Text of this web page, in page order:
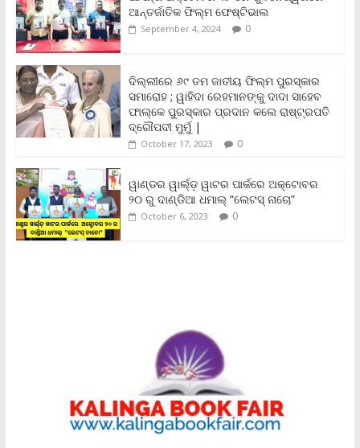
o
o
k
e
r
A
p
p
i
n
k
F
r
i
d
l
y
ଆନ୍ତର୍ଜାତିକ ଫିଲ୍ମ ଫେଷ୍ଟିଭାଲ
September 4, 2024 0
ଦିଲ୍ଲୀରେ ୬୯ ତମ ଜାତୀୟ ଫିଲ୍ମ ପୁରସ୍କାର
ସମାରୋହ ; ୱାହିଦା ରେହମାନଙ୍କୁ ଦାଦା ସାହେବ
ଫାଲ୍‌କେ ପୁରସ୍କାର ପ୍ରଦାନ କଲେ ରାଷ୍ଟ୍ରପତି
ଦ୍ରୌପଦୀ ମୁର୍ମୁ |
October 17, 2023 0
ୱାଣ୍ଡର ୱାର୍ଲ୍‌ଡ଼ ୱାଟର ପାର୍କରେ ଅକ୍ଟୋବର
୨୦ ରୁ ଦାଣ୍ଡିଆ ଧମାଲ୍ “ଲେଟସ୍ ନାଚୋ”
October 6, 2023 0